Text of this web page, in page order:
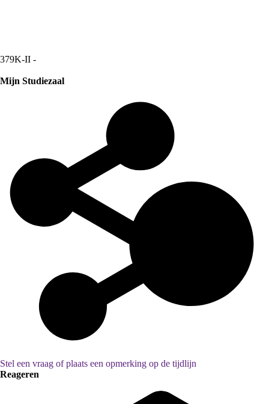
379K-II -
Mijn Studiezaal
Stel een vraag of plaats een opmerking op de tijdlijn
Reageren